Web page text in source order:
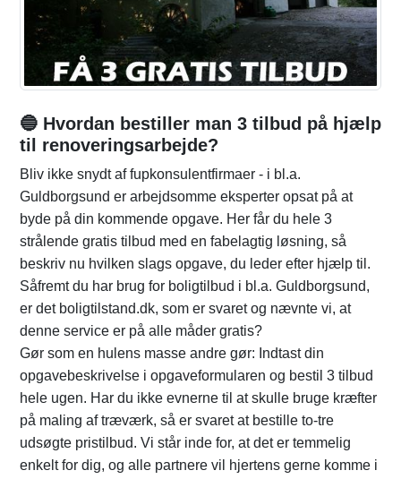
🔵 Hvordan bestiller man 3 tilbud på hjælp
til renoveringsarbejde?
Bliv ikke snydt af fupkonsulentfirmaer - i bl.a.
Guldborgsund er arbejdsomme eksperter opsat på at
byde på din kommende opgave. Her får du hele 3
strålende gratis tilbud med en fabelagtig løsning, så
beskriv nu hvilken slags opgave, du leder efter hjælp til.
Såfremt du har brug for boligtilbud i bl.a. Guldborgsund,
er det boligtilstand.dk, som er svaret og nævnte vi, at
denne service er på alle måder gratis?
Gør som en hulens masse andre gør: Indtast din
opgavebeskrivelse i opgaveformularen og bestil 3 tilbud
hele ugen. Har du ikke evnerne til at skulle bruge kræfter
på maling af træværk, så er svaret at bestille to-tre
udsøgte pristilbud. Vi står inde for, at det er temmelig
enkelt for dig, og alle partnere vil hjertens gerne komme i